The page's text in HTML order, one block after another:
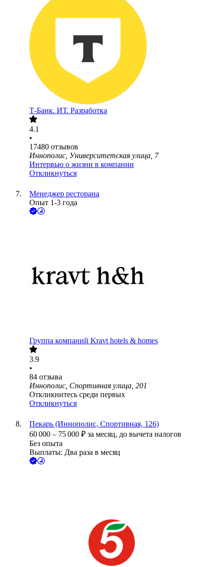
Т-Банк. ИТ. Разработка
4.1
•
17480 отзывов
Иннополис, Университетская улица, 7
Интервью о жизни в компании
Откликнуться
Менеджер ресторана
Опыт 1-3 года
Группа компаний Kravt hotels & homes
3.9
•
84 отзыва
Иннополис, Спортивная улица, 201
Откликнитесь среди первых
Откликнуться
Пекарь (Иннополис, Спортивная, 126)
60 000 – 75 000 ₽ за месяц, до вычета налогов
Без опыта
Выплаты: Два раза в месяц